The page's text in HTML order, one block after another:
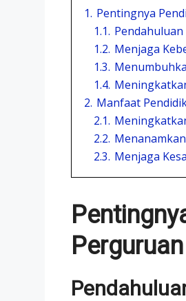
1. Pentingnya
1.1. Pendahuluan
1.2. Menjaga
1.3.
1.4.
2. Manfaat
2.1.
2.2.
2.3. Menjaga